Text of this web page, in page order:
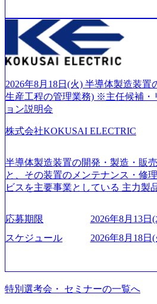
リアを検討されている方 ・転職を
が、情報収集を進めたい段階の方
希望される方
つ、あらゆる業種・業界のクライ
化を支援するために、戦略策定、
務改善、実行支援などのコンサル
通貫で提供するのが特徴（いわゆ
ファーム） 社名の由来は”DXエリ
ていく”という位置づけ 一昔前は
されていたが、現在金融の売上割
C事業を始め、パブリック、製造業
はあるが、社員の興味のある分野
着けたい方でも幅広に経験を積み
成が柔軟に可能な環境である。
our-vision-production.appspot.com/
_93b1bff3-f71c-4bc9-8bd9-
mages/20250502152751_46c65543-
_956x512.webp https://
on.appspot.com/public/images/
m/our-vision-production.appspot.com/
ング会社で、NRI、NTTDATAと同
2026年8月18日(火) 半導体製造装置
生産工程の管理業務) ※主任候補・
ョン説明会
株式会社KOKUSAI ELECTRIC
半導体製造装置の開発・製造・販
と、その装置のメンテナンス・修
ビスを主要事業としている 主力製
世界トップクラスのシェアを有し
て未来を創造し、社会課題の解決
ている Mission:私たちの技術/私た
話 IoT社会の浸透、AIの加速等に
急伸長しており、それに伴い半導
中 https://storage.googleapis.com/our-
応募期限
2026年8月13日
スケジュール
2026年8月18日(
特別選考会・ セミナーの一覧へ